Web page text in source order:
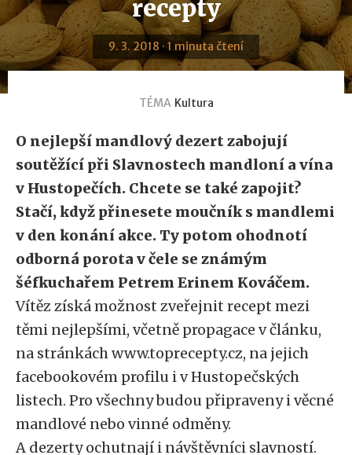
recepty
9. 3. 2018 · 1 minuta čtení
TÉMA Kultura
O nejlepší mandlový dezert zabojují
soutěžící při Slavnostech mandloní a vína
v Hustopečích. Chcete se také zapojit?
Stačí, když přinesete moučník s mandlemi
v den konání akce. Ty potom ohodnotí
odborná porota v čele se známým
šéfkuchařem Petrem Erinem Kováčem.
Vítěz získá možnost zveřejnit recept mezi
těmi nejlepšími, včetně propagace v článku,
na stránkách www.toprecepty.cz, na jejich
facebookovém profilu i v Hustopečských
listech. Pro všechny budou připraveny i věcné
mandlové nebo vinné odměny.
A dezerty ochutnají i návštěvníci slavností.